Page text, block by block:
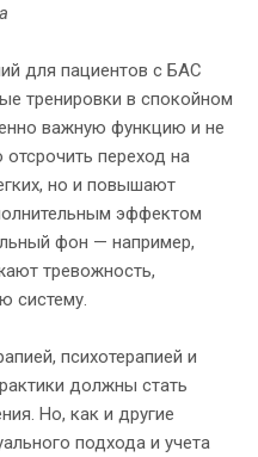
для пациентов с БАС
тренировки в спокойном
важную функцию и не
переход на
но и повышают
эффектом
фон — например,
тревожность,
систему.
психотерапией и
должны стать
Но, как и другие
подхода и учета